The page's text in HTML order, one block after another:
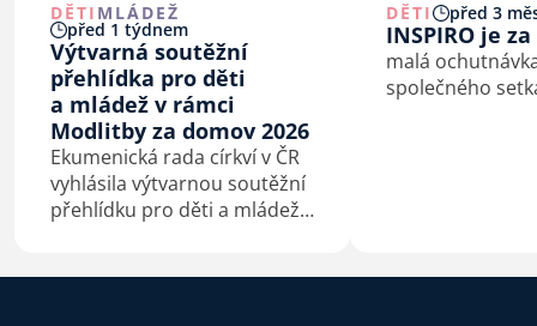
DĚTI MLÁDEŽ
před 1 týdnem
Výtvarná soutěžní
přehlídka pro děti
a mládež v rámci
Modlitby za domov 2026
Ekumenická rada církví v ČR
vyhlásila výtvarnou soutěžní
přehlídku pro děti a mládež
DĚTI před 3
INSPIRO je
malá
společného